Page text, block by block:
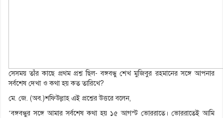
সেসময় তাঁর কাছে প্রথম প্রশ্ন ছিল- বঙ্গবন্ধু শেখ মুজিবুর রহমানের সঙ্গে আপনার
সর্বশেষ দেখা ও কথা হয় কত তারিখে?
মে. জে. (অব.)শফিউল্লাহ এই প্রশ্নের উত্তরে বলেন,
‘বঙ্গবন্ধুর সঙ্গে আমার সর্বশেষ কথা হয় ১৫ আগস্ট ভোররাতে। ভোররাতেই আমি